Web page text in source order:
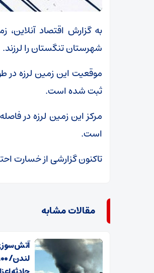
شهرستان تنگستان را لرزند.
ثبت شده است.
است.
تاکنون گزارشی از خسارت
مقالات مشابه